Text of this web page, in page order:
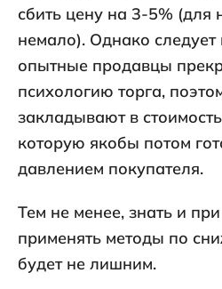
сбить цену на 3-5% (для
немало). Однако следует
опытные продавцы
психологию торга,
закладывают в
которую якобы потом
давлением покупателя.
Тем не менее, знать и
применять методы по
будет не лишним.